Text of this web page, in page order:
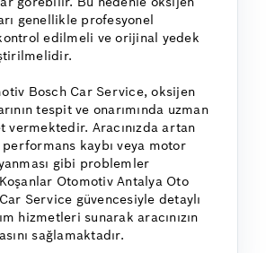
genellikle profesyonel
edilmeli ve orijinal yedek
Bosch Car Service, oksijen
tespit ve onarımında uzman
vermektedir. Aracınızda artan
kaybı veya motor
gibi problemler
Koşanlar Otomotiv Antalya Oto
Service güvencesiyle detaylı
hizmetleri sunarak aracınızın
sağlamaktadır.